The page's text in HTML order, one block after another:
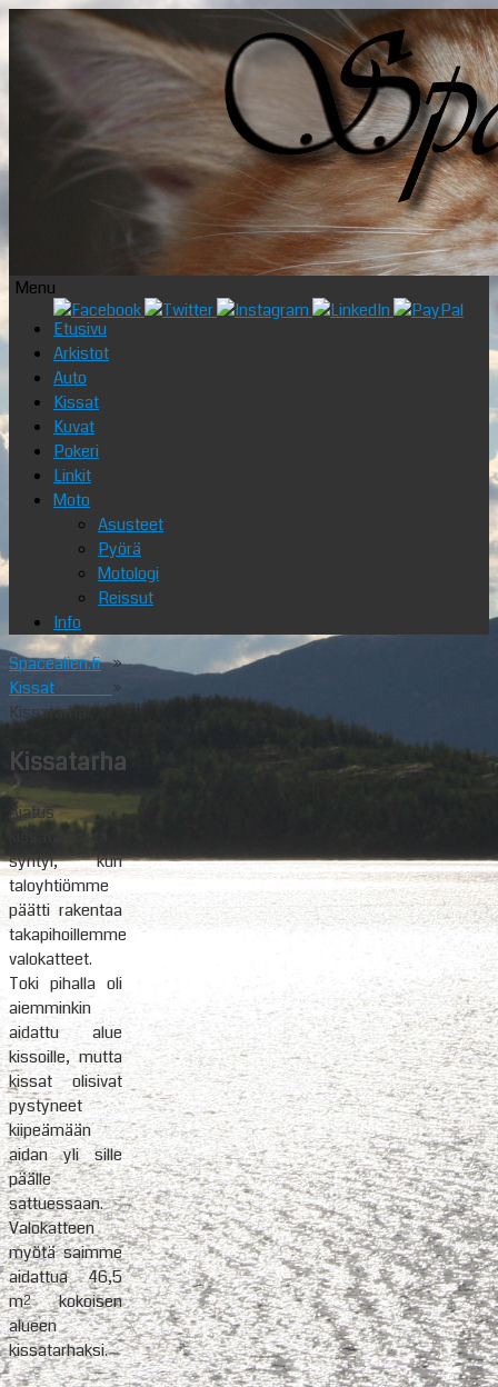
Menu
Skip
content
Etusivu
Arkistot
Auto
Kissat
Kuvat
Pokeri
Linkit
Moto
Asusteet
Pyörä
Motologi
Reissut
Info
Spacealien.fi»
Kissat »
Kissatarha
Kissatarha
Ajatus
kissatarhasta
syntyi, kun
taloyhtiömme
päätti rakentaa
takapihoillemme
valokatteet.
Toki pihalla oli
aiemminkin
aidattu alue
kissoille, mutta
kissat olisivat
pystyneet
kiipeämään
aidan yli sille
päälle
sattuessaan.
Valokatteen
myötä saimme
aidattua 46,5
m² kokoisen
alueen
kissatarhaksi.